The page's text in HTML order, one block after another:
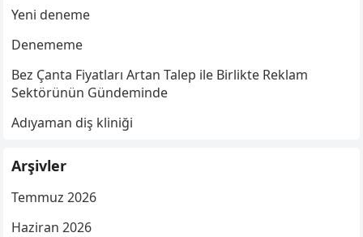
Yeni deneme
Denememe
Bez Çanta Fiyatları Artan Talep ile Birlikte Reklam
Sektörünün Gündeminde
Adıyaman diş kliniği
Arşivler
Temmuz 2026
Haziran 2026